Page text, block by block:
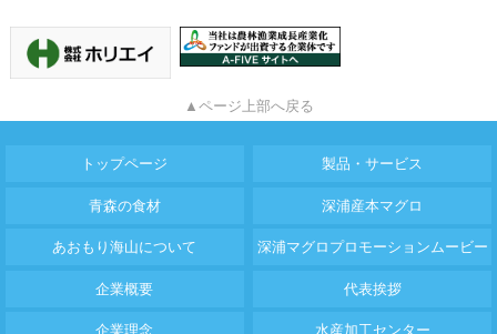
▲ページ上部へ戻る
トップページ 製品・サービス
青森の食材 深浦産本マグロ
あおもり海山について 深浦マグロプロモーションムービー
企業概要 代表挨拶
企業理念 水産加工センター